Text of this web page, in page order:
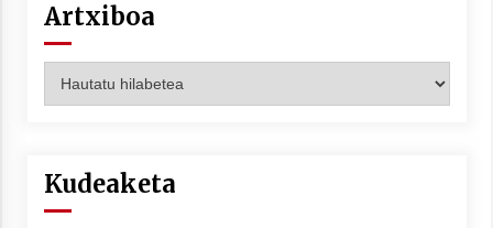
Artxiboa
Kudeaketa